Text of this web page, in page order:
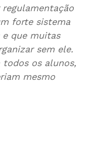
forte sistema
que muitas
sem ele.
todos os alunos,
mesmo